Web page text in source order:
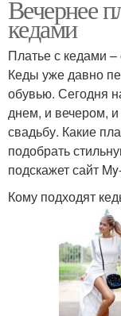
Вечернее
кедами
Платье с кедами
Кеды уже давно
обувью. Сегодня
днем, и вечером,
свадьбу. Какие
подобрать
подскажет сайт
Кому подходят